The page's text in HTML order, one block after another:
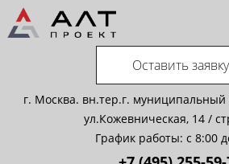
Оставить заявку
г. Москва. вн.тер.г. муниципальный
ул.Кожевническая, 14 /
График работы: с 8:00